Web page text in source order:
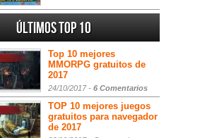
Últimos Top 10
Top 10 mejores
MMORPG gratuitos de
2017
24/10/2017 - 6 Comentarios
TOP 10 mejores juegos
gratuitos para navegador
de 2017